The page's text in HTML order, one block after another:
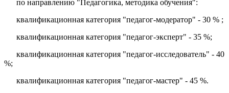
по направлению "Педагогика, методика обучения":
квалификационная категория "педагог-модератор" - 30 % ;
квалификационная категория "педагог-эксперт" - 35 %;
квалификационная категория "педагог-исследователь" - 40
%;
квалификационная категория "педагог-мастер" - 45 %.